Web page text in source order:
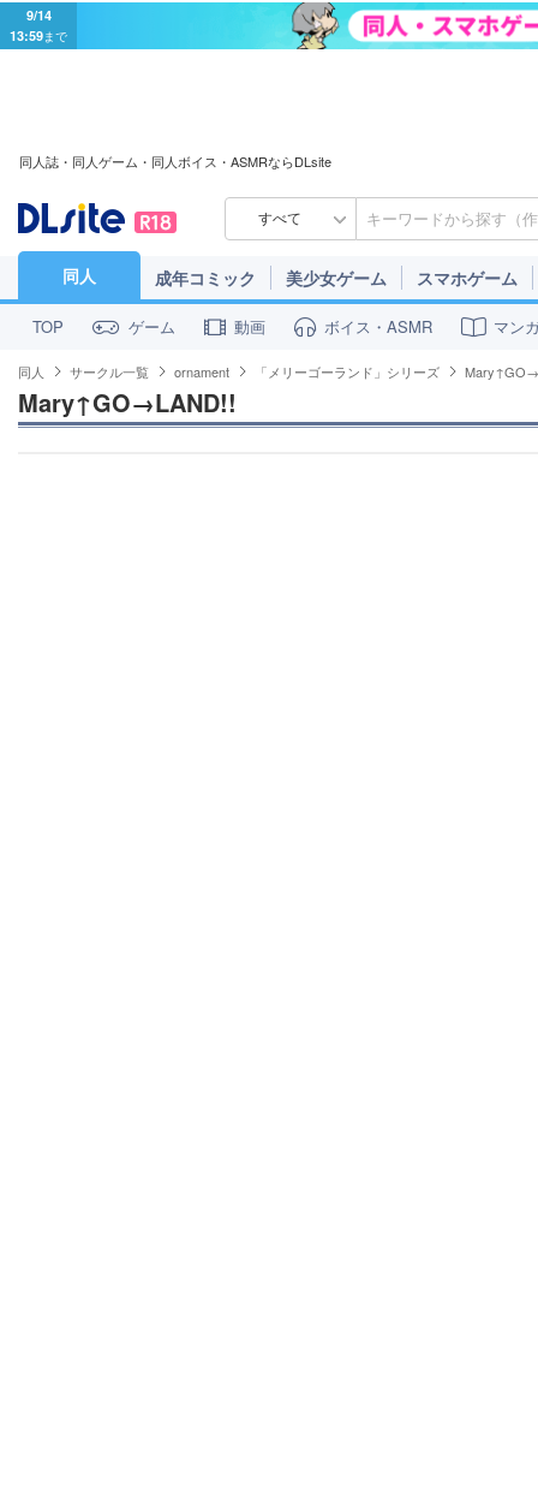
9/14
13:59まで
同人誌・同人ゲーム・同人ボイス・ASMRならDLsite
すべて
同人 成年コミック 美少女ゲーム スマホゲーム
TOP ゲーム 動画 ボイス・ASMR マン
同人 サークル一覧 ornament 「メリーゴーランド」シリーズ
Mary↑GO→LAND!!